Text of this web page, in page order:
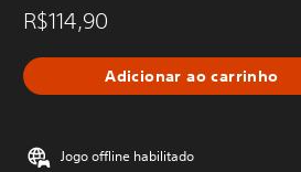
R$114,90
Adicionar ao carrinho
Jogo offline habilitado